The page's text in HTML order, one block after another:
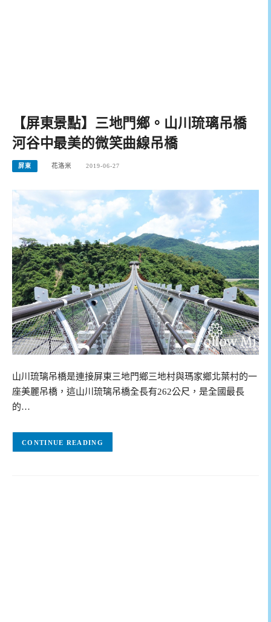
【屏東景點】三地門鄉。山川琉璃吊橋
河谷中最美的微笑曲線吊橋
屏東 花洛米 2019-06-27
山川琉璃吊橋是連接屏東三地門鄉三地村與瑪家鄉北葉村的一
座美麗吊橋，這山川琉璃吊橋全長有262公尺，是全國最長
的…
CONTINUE READING